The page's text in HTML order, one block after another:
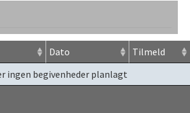
Dato
Tilmeld
ingen begivenheder planlagt